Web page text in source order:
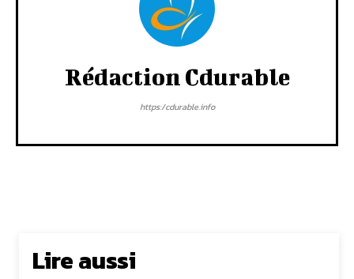
Rédaction Cdurable
https:/cdurable.info
Lire aussi